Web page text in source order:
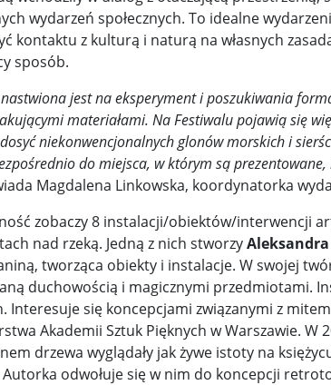
„Warszawa śladami ... Wielka Brytania: Lesbijka
... Socjaliści w konspiracji ...
Polski 2050. „Szymon ... Powstańcy w
Powstańcy prascy z pomocą walczącej Warszawie ...
onkologicznych. Ważny ... Prawda w grozie
z byłym prezyd ... Ryszard Petru nie
walczącej Warszaw ... Jak ułan obronił katedrę
Południowa zainwestuje 350 mld dolarów w USA ...
lekcji demokr ... Kim jest „Afgańczyk”
za oknem. Ale z ros ... Odkurzone nagrania,
wydarzeń społecznych. To idealne
kontaktu z kulturą i naturą na własnych
sposób.
nastwiona jest na eksperyment i poszukiwania
materiałami. Na Festiwalu pojawią się
niekonwencjonalnych glonów morskich i
do miejsca, w którym są
Magdalena Linkowska, koordynatorka
zobaczy 8 instalacji/obiektów/interwencji
nad rzeką. Jedną z nich stworzy
tworząca obiekty i instalacje. W swojej
duchowością i magicznymi przedmiotami.
Interesuje się koncepcjami związanymi z
Akademii Sztuk Pięknych w Warszawie.
drzewa wyglądały jak żywe istoty na
odwołuje się w nim do koncepcji